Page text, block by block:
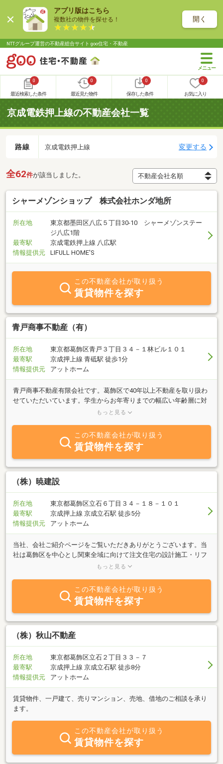
アプリ版はこちら
複数社の物件を探せる！ 開く
NTTグループ運営の不動産総合サイト goo住宅・不動産
0
最近検索した条件
0
最近見た物件
0
保存した条件
0
お気に入り
京成電鉄押上線の不動産会社一覧
路線 京成電鉄押上線 変更する
全62件が該当しました。
シャーメゾンショップ 株式会社ホンダ地所
所在地
東京都墨田区八広５丁目30-10 シャーメゾンステー
ジ八広1階
最寄駅
京成電鉄押上線 八広駅
情報提供元
LIFULL HOME'S
この不動産会社が取り扱う
賃貸物件を探す
青戸商事不動産（有）
所在地
東京都葛飾区青戸３丁目３４－１林ビル１０１
最寄駅
京成押上線 青砥駅 徒歩1分
情報提供元
アットホーム
青戸商事不動産有限会社です。葛飾区で40年以上不動産を取り扱わ
せていただいています。学生からお年寄りまでの幅広い年齢層に対
応いたします。もちろん「相談は無料！」姉弟で経営しているた
もっと見る
この不動産会社が取り扱う
賃貸物件を探す
（株）暁建設
所在地
東京都葛飾区立石６丁目３４－１８－１０１
最寄駅
京成押上線 京成立石駅 徒歩5分
情報提供元
アットホーム
当社、会社ご紹介ページをご覧いただきありがとうございます。当
社は葛飾区を中心とし関東全域に向けて注文住宅の設計施工・リフ
ォームの設計施工・不動産業を行っている会社です。工務店ではお
くので、時間は掛かりますがお客様の小さなこだわりに溢れた家が
建ち、一つ一つの小さなこだわりとなって唯一無二の家を作りを形
にするお手伝いをしていきます。不動産業では、賃貸・管理・売
買・駐車場と幅広く建物に関する全てのお手伝いを弊社スタッフが
お手伝いさせて頂きます。お気軽にお問い合わせください♪☆株式
会社暁建設インタビューページ☆当社の事がご紹介されています
guide.net/companies/kabushikigaisha_akatsukikensetsu/
もっと見る
この不動産会社が取り扱う
賃貸物件を探す
（株）秋山不動産
所在地
東京都葛飾区立石２丁目３３－７
最寄駅
京成押上線 京成立石駅 徒歩8分
情報提供元
アットホーム
賃貸物件、一戸建て、売りマンション、売地、借地のご相談を承り
ます。
この不動産会社が取り扱う
賃貸物件を探す